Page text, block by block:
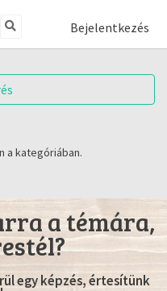
Bejelentkezés
a kategóriában.
a témára,
egy képzés, értesítünk